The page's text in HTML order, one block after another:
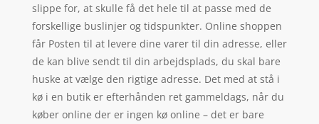
slippe for, at skulle få det hele til at passe med de
forskellige buslinjer og tidspunkter. Online shoppen
får Posten til at levere dine varer til din adresse, eller
de kan blive sendt til din arbejdsplads, du skal bare
huske at vælge den rigtige adresse. Det med at stå i
kø i en butik er efterhånden ret gammeldags, når du
køber online der er ingen kø online – det er bare